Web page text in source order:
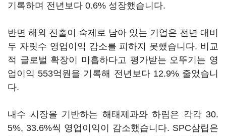
기록하며 전년보다 0.6% 성장했습니다.
반면 해외 진출이 숙제로 남아 있는 기업은 전년 대비
두 자릿수 영업이익 감소를 피하지 못했습니다. 비교
적 글로벌 확장이 미흡하다고 평가받는 오뚜기는 영
업이익 553억원을 기록해 전년보다 12.9% 줄었습니
다.
내수 시장을 기반하는 해태제과와 하림은 각각 30.
5%, 33.6%씩 영업이익이 감소했습니다. SPC삼립은